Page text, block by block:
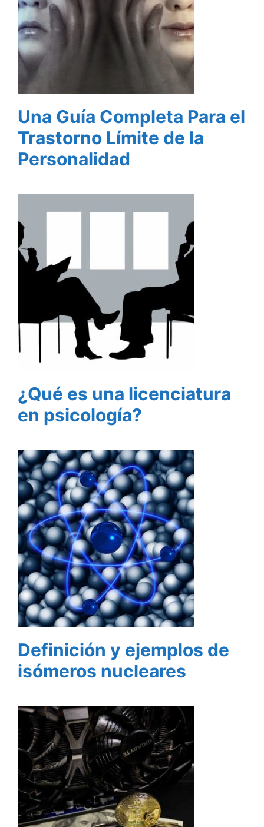
Una Guía Completa Para el
Trastorno Límite de la
Personalidad
¿Qué es una licenciatura
en psicología?
Definición y ejemplos de
isómeros nucleares